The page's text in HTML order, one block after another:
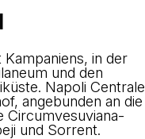
in der
und den
Napoli Centrale
angebunden an die
Circumvesuviana-
und Sorrent.